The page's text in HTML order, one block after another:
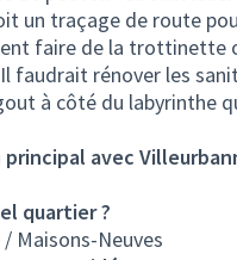
un traçage de route
faire de la trottinette
faudrait rénover les
à côté du labyrinthe
principal avec
quartier ?
Maisons-Neuves